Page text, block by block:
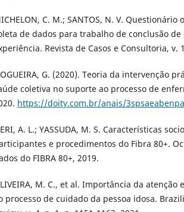
C. M.; SANTOS, N. V.
de dados para trabalho de conclusão de
Revista de Casos e Consultoria, v.
G. (2020). Teoria da intervenção
coletiva no suporte ao processo de
https://doity.com.br/anais/
A. L.; YASSUDA, M. S. Características
e procedimentos do Fibra 80+.
do FIBRA 80+, 2019.
M. C., et al. Importância da atenção
processo de cuidado da pessoa idosa.